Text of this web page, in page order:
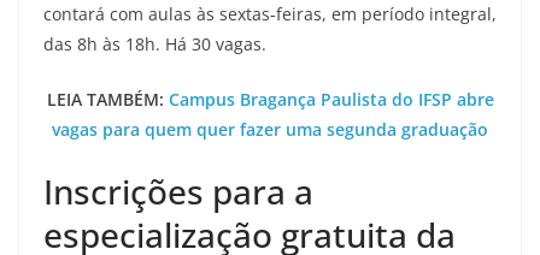
contará com aulas às sextas-feiras, em período integral,
das 8h às 18h. Há 30 vagas.
LEIA TAMBÉM: Campus Bragança Paulista do IFSP abre
vagas para quem quer fazer uma segunda graduação
Inscrições para a
especialização gratuita da